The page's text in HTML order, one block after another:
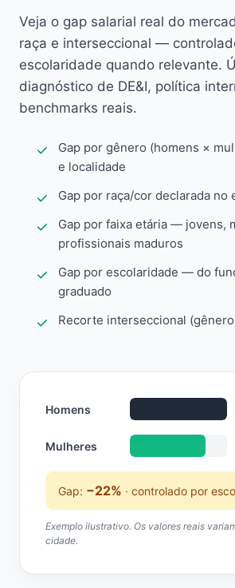
Veja o gap salarial real do
raça e interseccional —
escolaridade quando relevante.
diagnóstico de DE&I, política
benchmarks reais.
Gap por gênero (homens ×
e localidade
Gap por raça/cor declarada no
Gap por faixa etária — jovens,
profissionais maduros
Gap por escolaridade — do
graduado
Recorte interseccional
Homens
Mulheres
Gap: −22% · controlado por
Exemplo ilustrativo. Os valores reais
cidade.